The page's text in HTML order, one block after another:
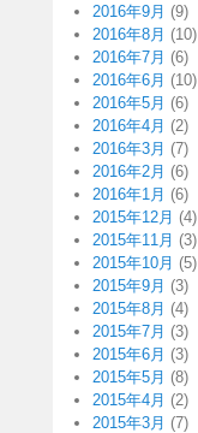
2016年9月 (9)
2016年8月 (10)
2016年7月 (6)
2016年6月 (10)
2016年5月 (6)
2016年4月 (2)
2016年3月 (7)
2016年2月 (6)
2016年1月 (6)
2015年12月 (4)
2015年11月 (3)
2015年10月 (5)
2015年9月 (3)
2015年8月 (4)
2015年7月 (3)
2015年6月 (3)
2015年5月 (8)
2015年4月 (2)
2015年3月 (7)